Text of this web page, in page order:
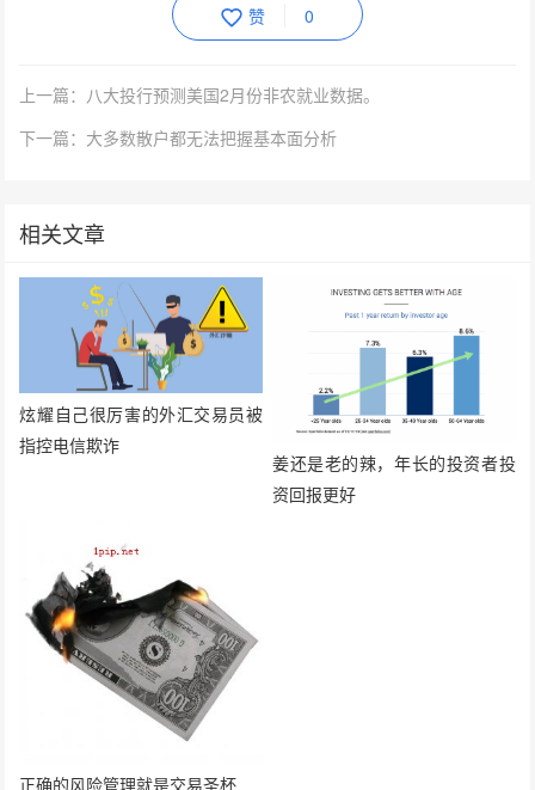
赞 0
上一篇：八大投行预测美国2月份非农就业数据。
下一篇：大多数散户都无法把握基本面分析
相关文章
炫耀自己很厉害的外汇交易员被
指控电信欺诈
姜还是老的辣，年长的投资者投
资回报更好
正确的风险管理就是交易圣杯